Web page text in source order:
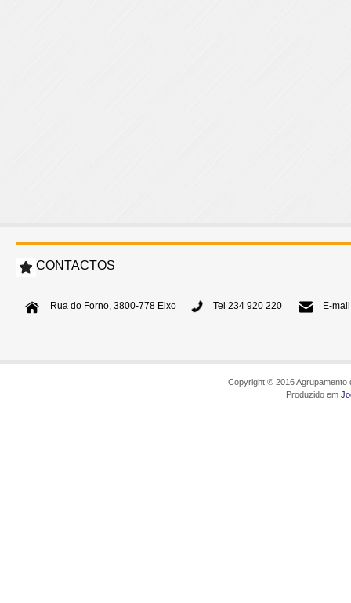
CONTACTOS
Rua do Forno, 3800-778 Eixo Tel 234 920 220 E-
Copyright © 2016
Produzido em